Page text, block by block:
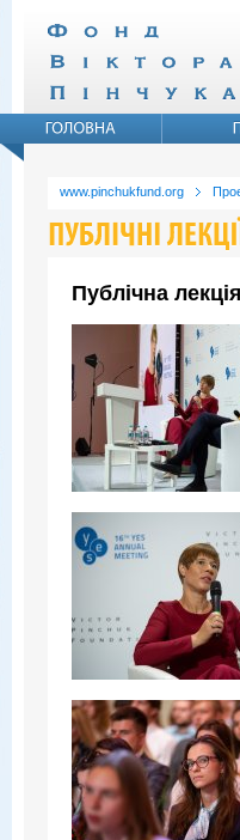
www.pinchukfund.org
Публічна